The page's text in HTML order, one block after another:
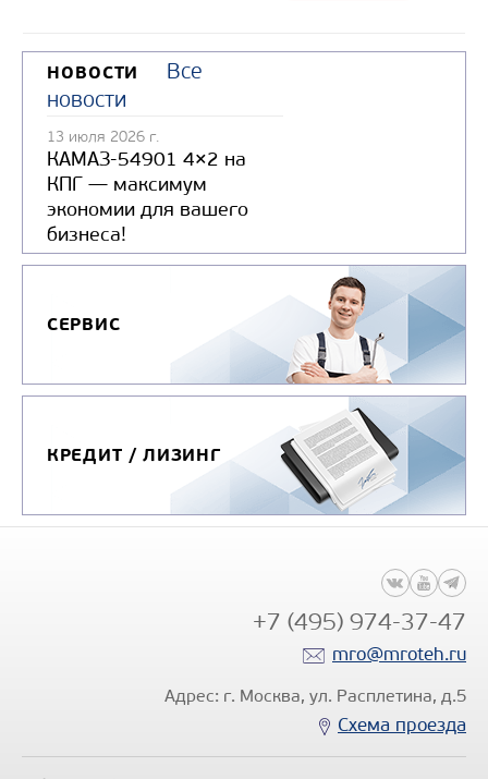
НОВОСТИ
Все
новости
13 июля 2026 г.
КАМАЗ-54901 4×2 на
КПГ — максимум
экономии для вашего
бизнеса!
СЕРВИС
КРЕДИТ / ЛИЗИНГ
+7 (495) 974-37-47
mro@mroteh.ru
Адрес: г. Москва, ул. Расплетина, д.5
Схема проезда